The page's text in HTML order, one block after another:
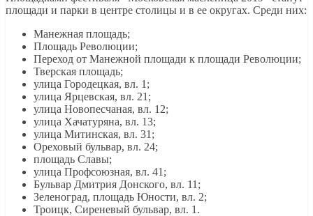
площади и парки в центре столицы и в ее округах. Среди них:
Манежная площадь;
Площадь Революции;
Переход от Манежной площади к площади Революции;
Тверская площадь;
улица Городецкая, вл. 1;
улица Ярцевская, вл. 21;
улица Новопесчаная, вл. 12;
улица Хачатуряна, вл. 13;
улица Митинская, вл. 31;
Ореховый бульвар, вл. 24;
площадь Славы;
улица Профсоюзная, вл. 41;
Бульвар Дмитрия Донского, вл. 11;
Зеленоград, площадь Юности, вл. 2;
Троицк, Сиреневый бульвар, вл. 1.